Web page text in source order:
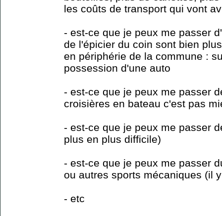
les coûts de transport qui vont
- est-ce que je peux me passer
de l'épicier du coin sont bien
en périphérie de la commune :
possession d'une auto
- est-ce que je peux me passer
croisières en bateau c'est pas
- est-ce que je peux me passer
plus en plus difficile)
- est-ce que je peux me passer
ou autres sports mécaniques (il
- etc